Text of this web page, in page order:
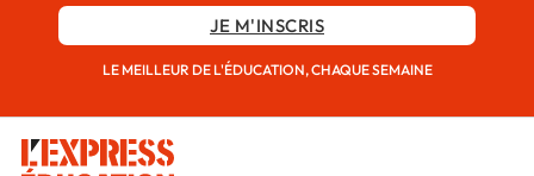
JE M'INSCRIS
LE MEILLEUR DE L'ÉDUCATION, CHAQUE SEMAINE